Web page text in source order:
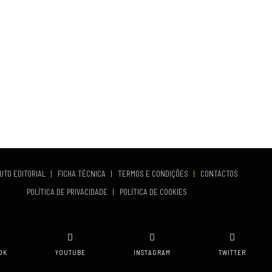
EDITORIAL | FICHA TÉCNICA | TERMOS E CONDIÇÕES |
CONTACTOS
POLÍTICA DE PRIVACIDADE
| POLÍTICA DE COOKIES
YOUTUBE INSTAGRAM TWITTER